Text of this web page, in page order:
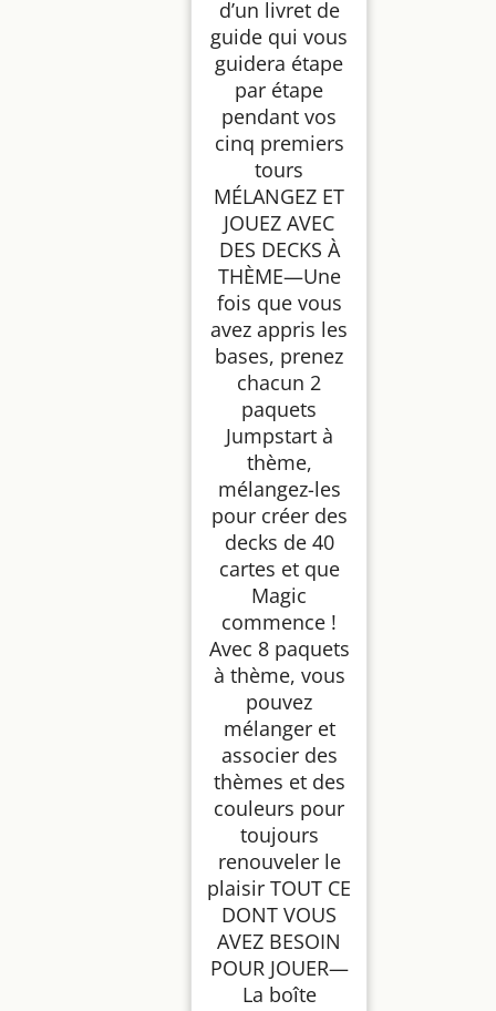
d’un livret de
guide qui vous
guidera étape
par étape
pendant vos
cinq premiers
tours
MÉLANGEZ ET
JOUEZ AVEC
DES DECKS À
THÈME—Une
fois que vous
avez appris les
bases, prenez
chacun 2
paquets
Jumpstart à
thème,
mélangez-les
pour créer des
decks de 40
cartes et que
Magic
commence !
Avec 8 paquets
à thème, vous
pouvez
mélanger et
associer des
thèmes et des
couleurs pour
toujours
renouveler le
plaisir TOUT CE
DONT VOUS
AVEZ BESOIN
POUR JOUER—
La boîte